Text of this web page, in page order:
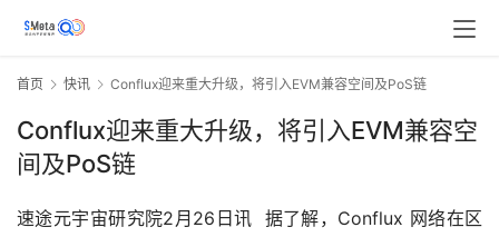
首页 快讯 Conflux迎来重大升级，将引入EVM兼容空间及PoS链
Conflux迎来重大升级，将引入EVM兼容空
间及PoS链
速途元宇宙研究院2月26日讯  据了解，Conflux 网络在区